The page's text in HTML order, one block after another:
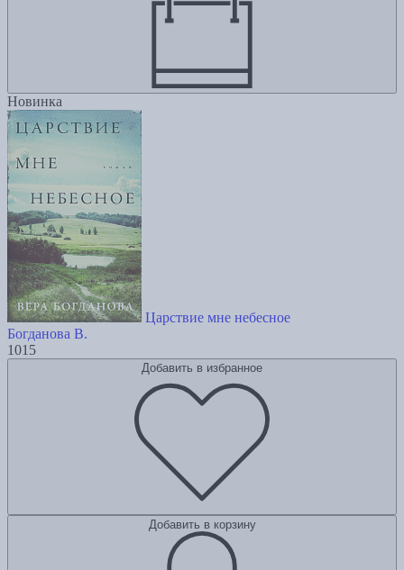
Новинка
Царствие мне небесное
Богданова В.
1015
Добавить в избранное
Добавить в корзину